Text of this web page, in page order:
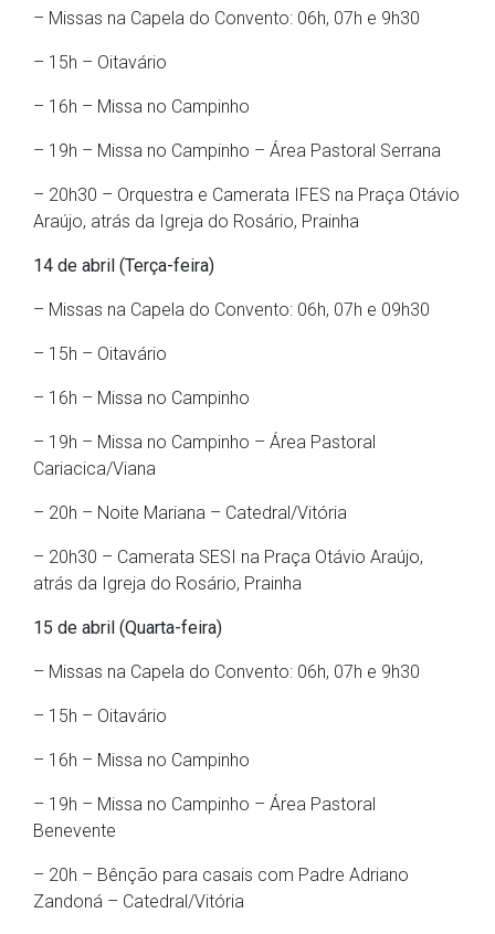
– Missas na Capela do Convento: 06h, 07h e 9h30
– 15h – Oitavário
– 16h – Missa no Campinho
– 19h – Missa no Campinho – Área Pastoral Serrana
– 20h30 – Orquestra e Camerata IFES na Praça Otávio
Araújo, atrás da Igreja do Rosário, Prainha
14 de abril (Terça-feira)
– Missas na Capela do Convento: 06h, 07h e 09h30
– 15h – Oitavário
– 16h – Missa no Campinho
– 19h – Missa no Campinho – Área Pastoral
Cariacica/Viana
– 20h – Noite Mariana – Catedral/Vitória
– 20h30 – Camerata SESI na Praça Otávio Araújo,
atrás da Igreja do Rosário, Prainha
15 de abril (Quarta-feira)
– Missas na Capela do Convento: 06h, 07h e 9h30
– 15h – Oitavário
– 16h – Missa no Campinho
– 19h – Missa no Campinho – Área Pastoral
Benevente
– 20h – Bênção para casais com Padre Adriano
Zandoná – Catedral/Vitória